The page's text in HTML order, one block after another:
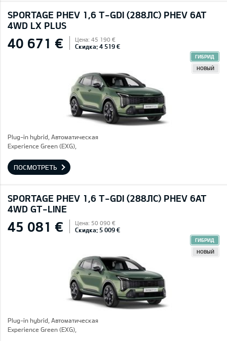
SPORTAGE PHEV 1,6 T-GDI (288ЛС) PHEV 6AT
4WD LX PLUS
40 671 € Цена: 45 190 €
Скидка: 4 519 €
ГИБРИД
НОВЫЙ
Plug-in hybrid, Автоматическая
Experience Green (EXG),
ПОСМОТРЕТЬ
SPORTAGE PHEV 1,6 T-GDI (288ЛС) PHEV 6AT
4WD GT-LINE
45 081 € Цена: 50 090 €
Скидка: 5 009 €
ГИБРИД
НОВЫЙ
Plug-in hybrid, Автоматическая
Experience Green (EXG),